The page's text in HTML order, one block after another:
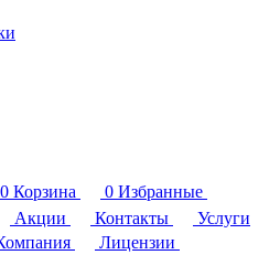
0 Корзина 0 Избранные
Акции Контакты
Услуги
Лицензии